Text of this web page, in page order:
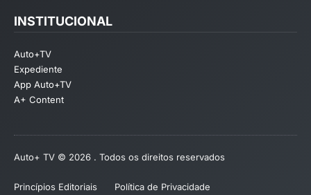
INSTITUCIONAL
Auto+TV
Expediente
App Auto+TV
A+ Content
Auto+ TV © 2026 . Todos os direitos reservados
Princípios Editoriais
Política de Privacidade